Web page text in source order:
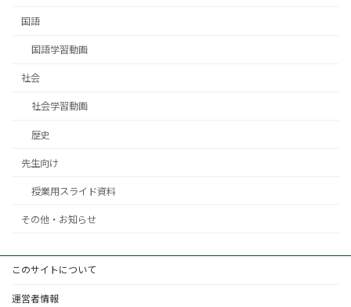
国語
国語学習動画
社会
社会学習動画
歴史
先生向け
授業用スライド資料
その他・お知らせ
このサイトについて
運営者情報